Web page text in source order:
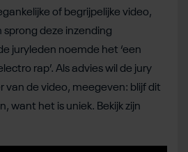
of begrijpelijke video,
sprong deze inzending
juryleden noemde het ‘een
rap’. Als advies wil de jury
van de video, meegeven: blijf dit
want het is uniek. Bekijk zijn